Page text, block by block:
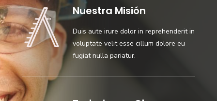
Nuestra Misión
Duis aute irure dolor in reprehenderit in
voluptate velit esse cillum dolore eu
fugiat nulla pariatur.